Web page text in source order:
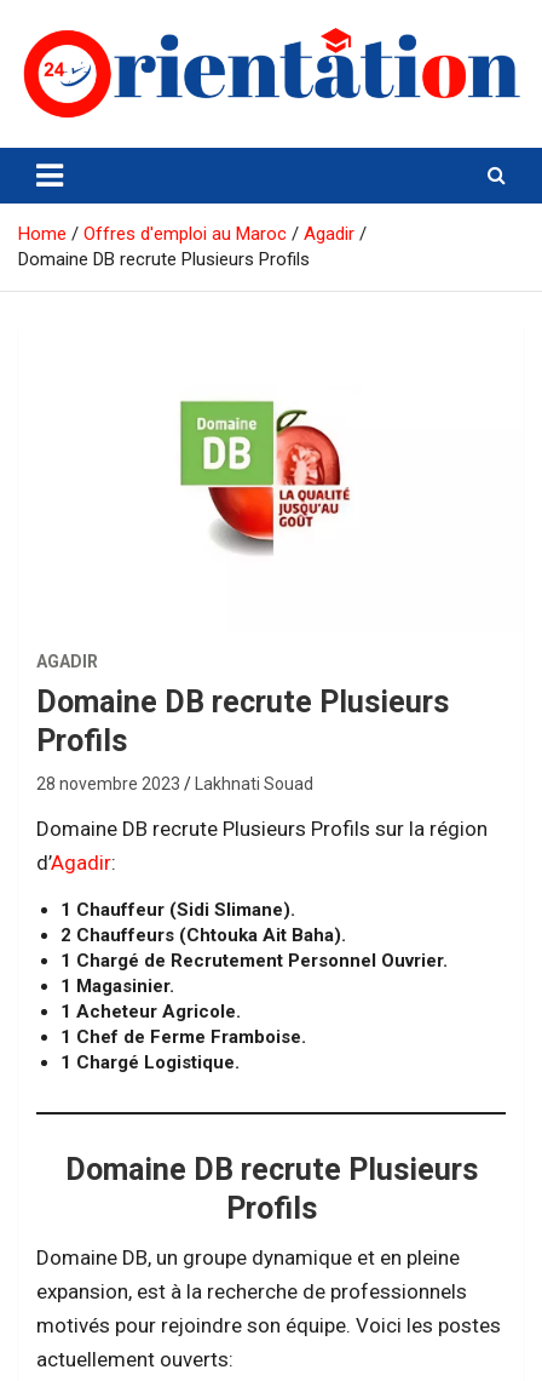
content
Orientation24
Emploi et Orientation au Maroc
Home Offres d'emploi au Maroc
Agadir
Domaine DB recrute Plusieurs Profils
AGADIR
Domaine DB recrute Plusieurs
Profils
28 novembre 2023 Lakhnati Souad
Domaine DB recrute Plusieurs Profils sur la région
d’Agadir:
1 Chauffeur (Sidi Slimane).
2 Chauffeurs (Chtouka Ait Baha).
1 Chargé de Recrutement Personnel Ouvrier.
1 Magasinier.
1 Acheteur Agricole.
1 Chef de Ferme Framboise.
1 Chargé Logistique.
Domaine DB recrute Plusieurs
Profils
Domaine DB, un groupe dynamique et en pleine
expansion, est à la recherche de professionnels
motivés pour rejoindre son équipe. Voici les postes
actuellement ouverts: